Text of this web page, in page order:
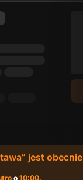
jest obecnie
o 10:00.